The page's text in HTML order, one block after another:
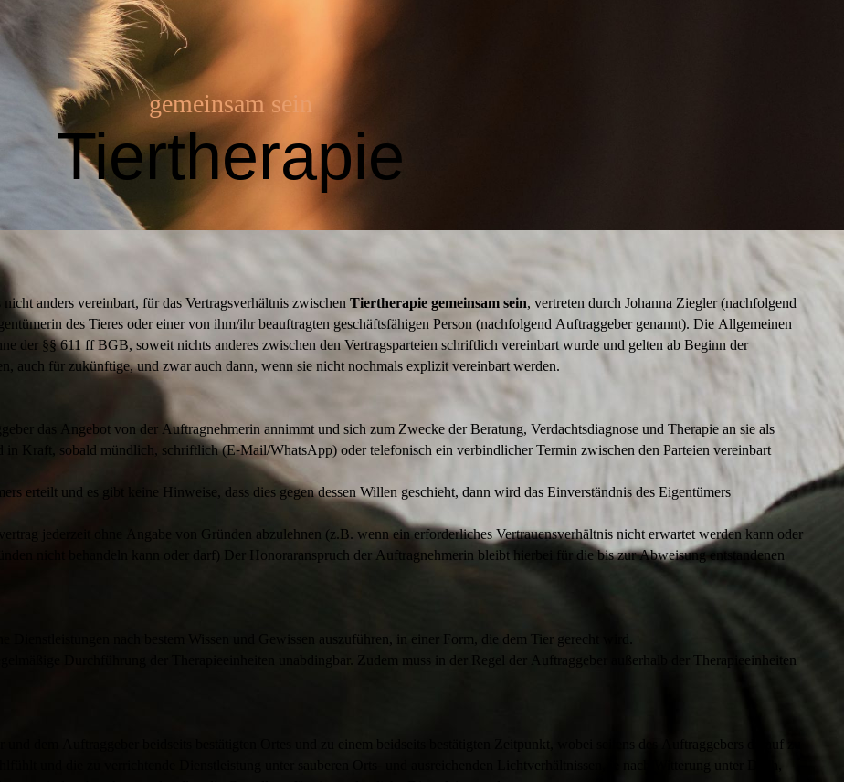
gemeinsam sein
Tiertherapie
anders vereinbart, für das Vertragsverhältnis zwischenTiertherapie gemeinsam sein, vertreten durch Johanna Ziegler (nachfolgend
des Tieres oder einer von ihm/ihr beauftragten geschäftsfähigen Person (nachfolgend Auftraggeber genannt). Die Allgemeinen
der §§ 611 ff BGB, soweit nichts anderes zwischen den Vertragsparteien schriftlich vereinbart wurde und gelten ab Beginn der
auch für zukünftige, und zwar auch dann, wenn sie nicht nochmals explizit vereinbart werden.
das Angebot von der Auftragnehmerin annimmt und sich zum Zwecke der Beratung, Verdachtsdiagnose und Therapie an sie als
in Kraft, sobald mündlich, schriftlich (E-Mail/WhatsApp) oder telefonisch ein verbindlicher Termin zwischen den Parteien vereinbart
erteilt und es gibt keine Hinweise, dass dies gegen dessen Willen geschieht, dann wird das Einverständnis des Eigentümers
jederzeit ohne Angabe von Gründen abzulehnen (z.B. wenn ein erforderliches Vertrauensverhältnis nicht erwartet werden kann oder
nicht behandeln kann oder darf) Der Honoraranspruch der Auftragnehmerin bleibt hierbei für die bis zur Abweisung entstandenen
Dienstleistungen nach bestem Wissen und Gewissen auszuführen, in einer Form, die dem Tier gerecht wird.
Durchführung der Therapieeinheiten unabdingbar. Zudem muss in der Regel der Auftraggeber außerhalb der Therapieeinheiten
dem Auftraggeber beidseits bestätigten Ortes und zu einem beidseits bestätigten Zeitpunkt, wobei seitens des Auftraggebers darauf zu
und die zu verrichtende Dienstleistung unter sauberen Orts- und ausreichenden Lichtverhältnissen, je nach Witterung unter Dach,